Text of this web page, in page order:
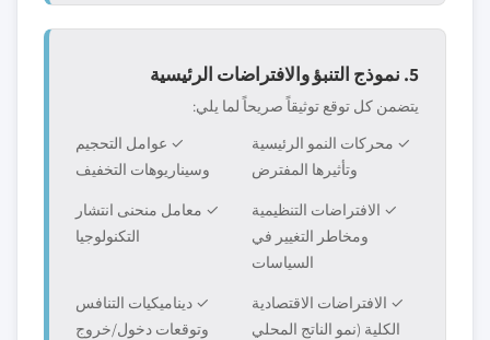
5. نموذج التنبؤ والافتراضات الرئيسية
يتضمن كل توقع توثيقاً صريحاً لما يلي:
✓ محركات النمو الرئيسية
وتأثيرها المفترض
✓ عوامل التحجيم
وسيناريوهات التخفيف
✓ الافتراضات التنظيمية
ومخاطر التغيير في
السياسات
✓ معامل منحنى انتشار
التكنولوجيا
✓ الافتراضات الاقتصادية
الكلية (نمو الناتج المحلي
✓ ديناميكيات التنافس
وتوقعات دخول/خروج